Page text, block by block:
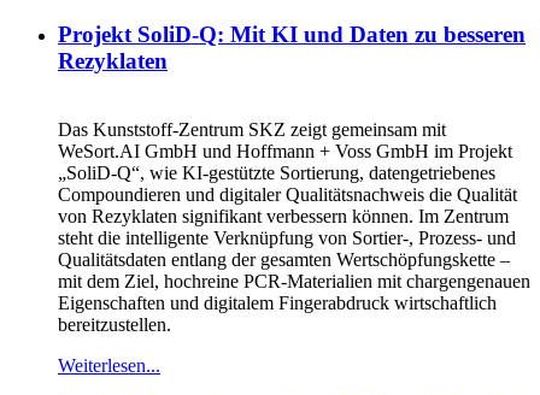
Projekt SoliD-Q: Mit KI und Daten zu besseren
Rezyklaten
Das Kunststoff-Zentrum SKZ zeigt gemeinsam mit
WeSort.AI GmbH und Hoffmann + Voss GmbH im Projekt
„SoliD-Q“, wie KI-gestützte Sortierung, datengetriebenes
Compoundieren und digitaler Qualitätsnachweis die Qualität
von Rezyklaten signifikant verbessern können. Im Zentrum
steht die intelligente Verknüpfung von Sortier-, Prozess- und
Qualitätsdaten entlang der gesamten Wertschöpfungskette –
mit dem Ziel, hochreine PCR-Materialien mit chargengenauen
Eigenschaften und digitalem Fingerabdruck wirtschaftlich
bereitzustellen.
Weiterlesen...